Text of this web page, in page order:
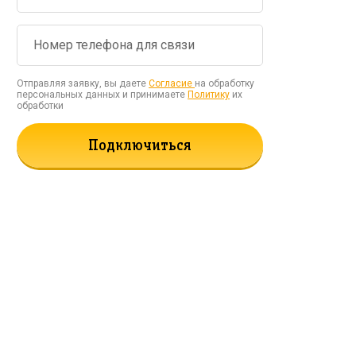
Отправляя заявку, вы даете Согласие на обработку
персональных данных и принимаете Политику их
обработки
Подключиться